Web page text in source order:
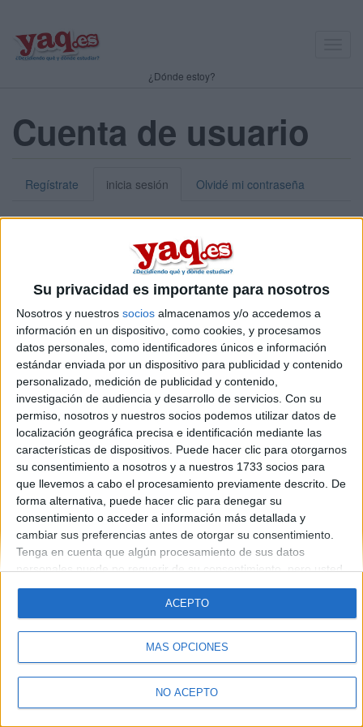
Su privacidad es importante para nosotros
Nosotros y nuestros socios almacenamos y/o accedemos a
información en un dispositivo, como cookies, y procesamos
datos personales, como identificadores únicos e información
estándar enviada por un dispositivo para publicidad y contenido
personalizado, medición de publicidad y contenido,
investigación de audiencia y desarrollo de servicios. Con su
permiso, nosotros y nuestros socios podemos utilizar datos de
localización geográfica precisa e identificación mediante las
características de dispositivos. Puede hacer clic para otorgarnos
su consentimiento a nosotros y a nuestros 1733 socios para
que llevemos a cabo el procesamiento previamente descrito. De
forma alternativa, puede hacer clic para denegar su
consentimiento o acceder a información más detallada y
cambiar sus preferencias antes de otorgar su consentimiento.
Tenga en cuenta que algún procesamiento de sus datos
personales puede no requerir de su consentimiento, pero usted
tiene el derecho de rechazar tal procesamiento. Sus
preferencias se aplicarán solo a este sitio web. Puede cambiar
sus preferencias o retirar su consentimiento en cualquier
momento volviendo a este sitio y haciendo clic en el botón
"Privacidad" en la parte inferior de la página web.
MÁS OPCIONES
NO ACEPTO
ACEPTO
¿Dónde estoy?
Cuenta de usuario
Regístrate inicia sesión Olvidé mi contraseña
Puedes iniciar sesión introduciendo tu nombre de usuario o tu
dirección de correo electrónico.
Contraseña:*
Introduce la contraseña que acompaña a tu nombre de usuario
Quiénes somos|Contactar |Anúnciate
Aviso legal|Politica de privacidad|Condiciones generales
de cookies
© 2003-2026Compás Mediterráneo S.L.- Diego de León 47 - 28006
Madrid [ESPAÑA] - Tel. +34 91 593 2767